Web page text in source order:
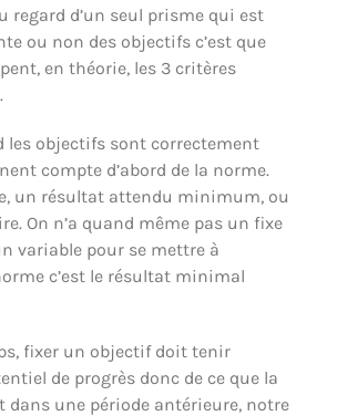
regard d’un seul prisme qui est
ou non des objectifs c’est que
en théorie, les 3 critères
les objectifs sont correctement
compte d’abord de la norme.
un résultat attendu minimum, ou
On n’a quand même pas un fixe
variable pour se mettre à
c’est le résultat minimal
fixer un objectif doit tenir
de progrès donc de ce que la
dans une période antérieure, notre